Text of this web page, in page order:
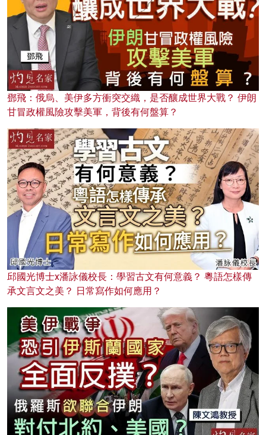
鄧飛：俄烏、美伊多方衝突交織，是否釀成世界大戰？ 伊朗
甘冒政權風險攻擊美軍，背後有何盤算？
邱國光博士x潘詠儀校長：學習古文有何意義？ 粵語怎樣傳
承文言文之美？ 日常寫作如何應用？